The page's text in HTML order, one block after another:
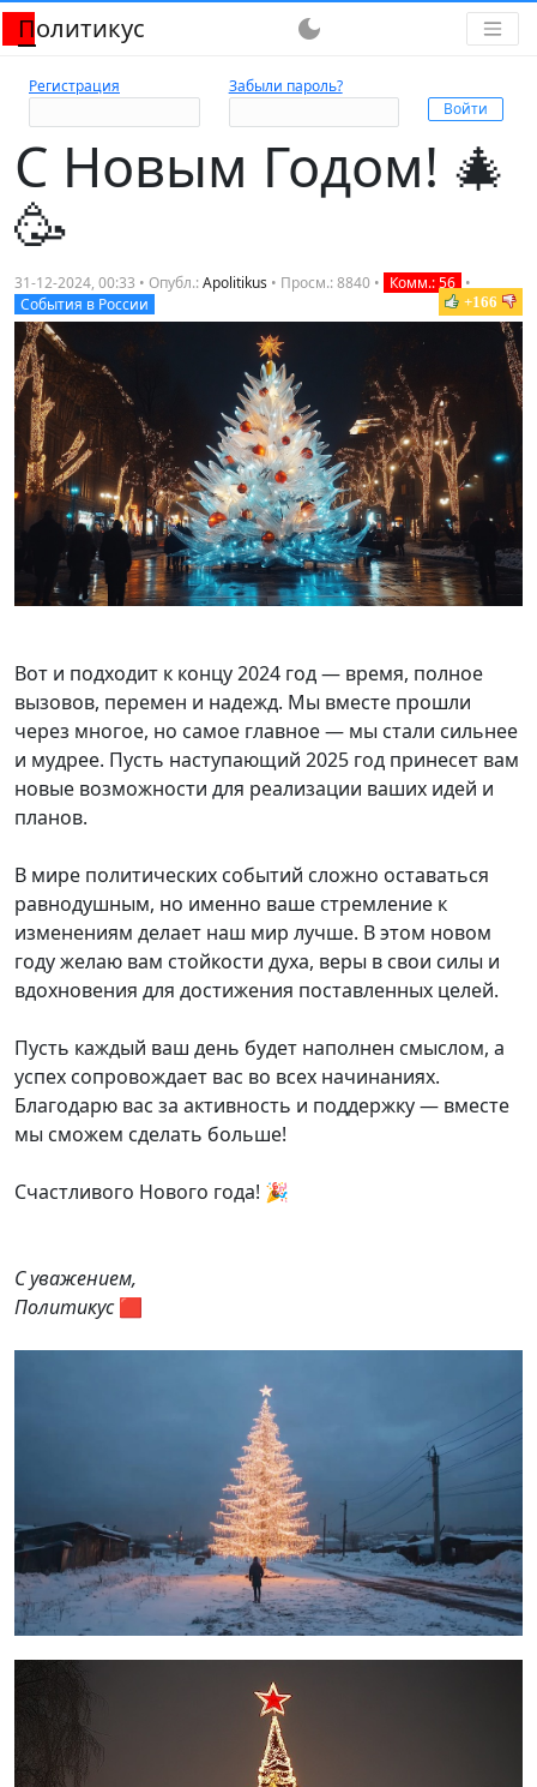
Политикус dark_mode
Регистрация Забыли пароль?
С Новым Годом! 🎄
🥳
31-12-2024, 00:33 • Опубл.:Apolitikus • Просм.: 8840 • Комм.: 56 •
События в России
+166
Вот и подходит к концу 2024 год — время, полное
вызовов, перемен и надежд. Мы вместе прошли
через многое, но самое главное — мы стали сильнее
и мудрее. Пусть наступающий 2025 год принесет вам
новые возможности для реализации ваших идей и
планов.
В мире политических событий сложно оставаться
равнодушным, но именно ваше стремление к
изменениям делает наш мир лучше. В этом новом
году желаю вам стойкости духа, веры в свои силы и
вдохновения для достижения поставленных целей.
Пусть каждый ваш день будет наполнен смыслом, а
успех сопровождает вас во всех начинаниях.
Благодарю вас за активность и поддержку — вместе
мы сможем сделать больше!
Счастливого Нового года! 🎉
С уважением,
Политикус🟥